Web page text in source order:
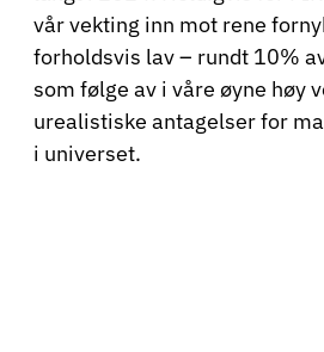
vår vekting inn mot rene
forholdsvis lav – rundt 10%
som følge av i våre øyne høy
urealistiske antagelser for
i universet.